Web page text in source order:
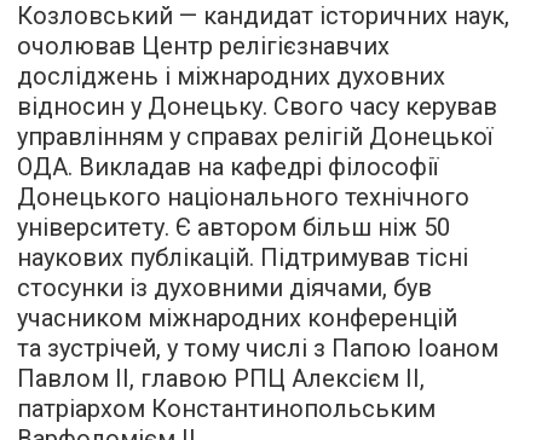
Козловський — кандидат історичних наук,
очолював Центр релігієзнавчих
досліджень і міжнародних духовних
відносин у Донецьку. Свого часу керував
управлінням у справах релігій Донецької
ОДА. Викладав на кафедрі філософії
Донецького національного технічного
університету. Є автором більш ніж 50
наукових публікацій. Підтримував тісні
стосунки із духовними діячами, був
учасником міжнародних конференцій
та зустрічей, у тому числі з Папою Іоаном
Павлом ІІ, главою РПЦ Алексієм ІІ,
патріархом Константинопольським